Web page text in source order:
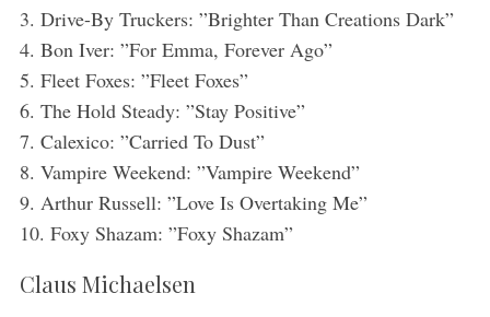
3. Drive-By Truckers: ”Brighter Than Creations Dark”
4. Bon Iver: ”For Emma, Forever Ago”
5. Fleet Foxes: ”Fleet Foxes”
6. The Hold Steady: ”Stay Positive”
7. Calexico: ”Carried To Dust”
8. Vampire Weekend: ”Vampire Weekend”
9. Arthur Russell: ”Love Is Overtaking Me”
10. Foxy Shazam: ”Foxy Shazam”
Claus Michaelsen